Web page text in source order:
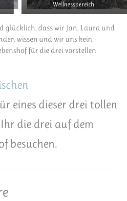
Wellnessbereich.
glücklich, dass wir Jan, Laura und
wissen und wir uns kein
für die drei vorstellen
eines dieser drei tollen
die drei auf dem
besuchen.